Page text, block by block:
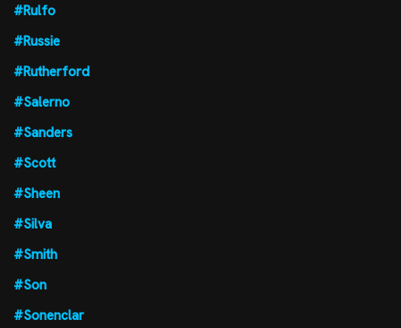
#Rulfo
#Russie
#Rutherford
#Salerno
#Sanders
#Scott
#Sheen
#Silva
#Smith
#Son
#Sonenclar